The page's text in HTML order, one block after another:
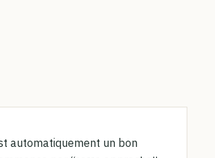
automatiquement un bon